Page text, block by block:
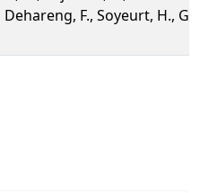
F., Soyeurt, H.,